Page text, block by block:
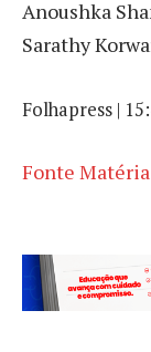
Anoushka
Sarathy
Folhapress |
Fonte Matéria